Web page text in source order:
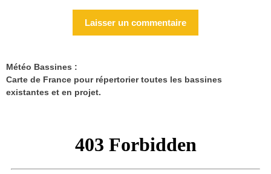
Météo Bassines :
Carte de France pour répertorier toutes les bassines
existantes et en projet.